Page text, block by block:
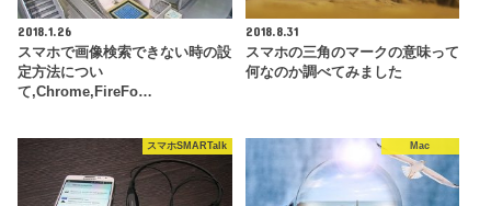
2018.1.26
スマホで画像検索できない時の設
定方法につい
て,Chrome,FireFo…
2018.8.31
スマホの三角のマークの意味って
何なのか調べてみました
スマホSMARTalk Mac